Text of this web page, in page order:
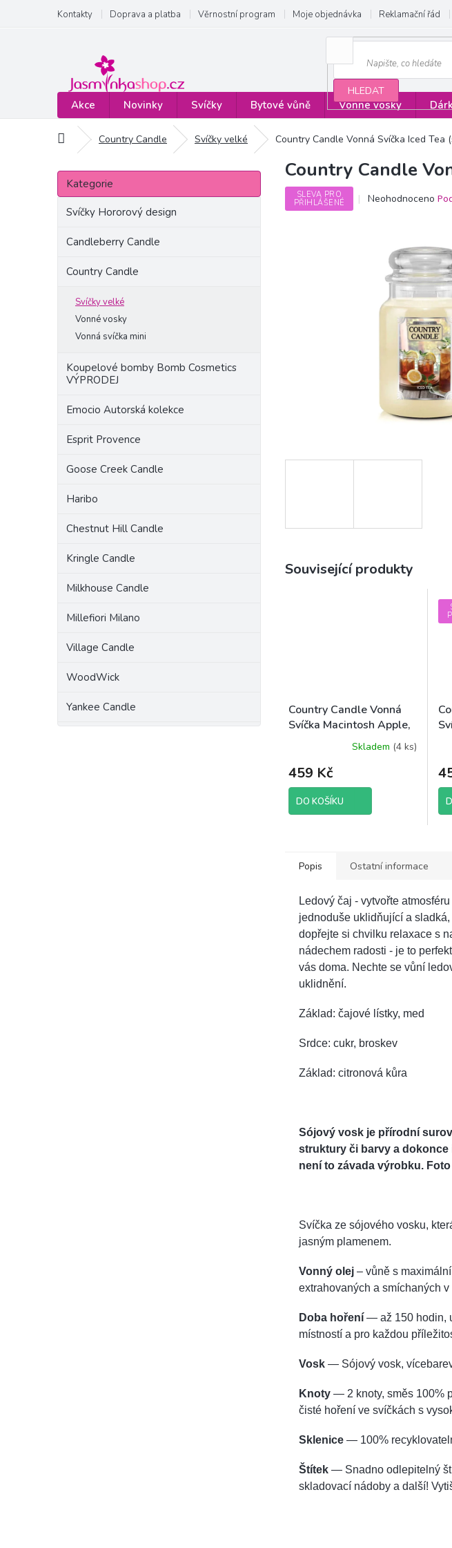
obsah
Kontakty Doprava a platba Věrnostní program Moje objednávka Reklamační řád
HLEDAT
Akce Novinky Svíčky Bytové vůně Vonné vosky
Domů Country Candle Svíčky velké Country Candle Vonná Svíčka Iced Tea
P
s
Přeskočit
kategorie
Kategorie
Svíčky Hororový design
Candleberry Candle
Country Candle
Svíčky velké
Vonné vosky
Vonná svíčka mini
Koupelové bomby Bomb Cosmetics
VÝPRODEJ
Emocio Autorská kolekce
Esprit Provence
Goose Creek Candle
Haribo
Chestnut Hill Candle
Kringle Candle
Milkhouse Candle
Millefiori Milano
Village Candle
WoodWick
Yankee Candle
Country Candle
SLEVA PRO
PŘIHLÁŠENÉ
Průměrné
hvězdiček.
Neohodnoceno
Související produkty
Country Candle Vonná
Svíčka Macintosh Apple,
produktu
je
4,5
z
Skladem (4 ks)
459 Kč
DO KOŠÍKU
Popis Ostatní informace
Ledový čaj - vytvořte
jednoduše uklidňující a
dopřejte si chvilku relaxace s
nádechem radosti - je to
vás doma. Nechte se vůní
uklidnění.
Základ: čajové lístky, med
Srdce: cukr, broskev
Základ: citronová kůra
Sójový vosk je přírodní
struktury či barvy a dokonce
není to závada výrobku.
Svíčka ze sójového vosku,
jasným plamenem.
Vonný olej – vůně s
extrahovaných a smíchaných
Doba hoření — až 150 hodin,
místností a pro každou
Vosk — Sójový vosk,
Knoty — 2 knoty, směs 100%
čisté hoření ve svíčkách s
Sklenice — 100%
Štítek — Snadno odlepitelný
skladovací nádoby a další!